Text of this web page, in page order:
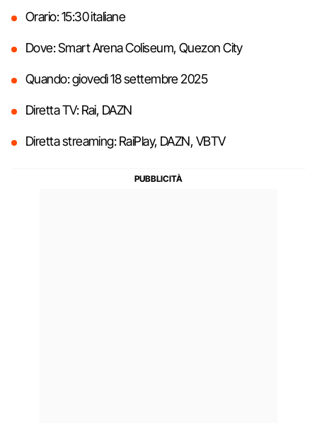
Orario: 15:30 italiane
Dove: Smart Arena Coliseum, Quezon City
Quando: giovedì 18 settembre 2025
Diretta TV: Rai, DAZN
Diretta streaming: RaiPlay, DAZN, VBTV